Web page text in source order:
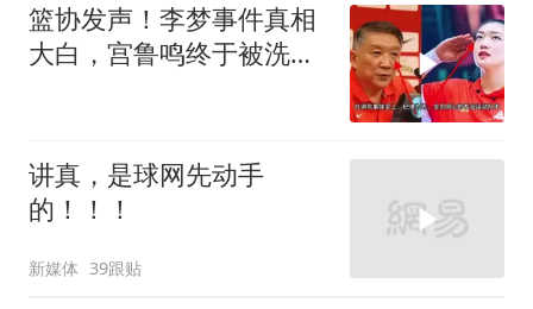
篮协发声！李梦事件真相
大白，宫鲁鸣终于被洗清
讲真，是球网先动手
的！！！
新媒体 39跟贴